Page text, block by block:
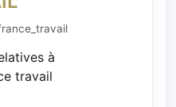
à
travail